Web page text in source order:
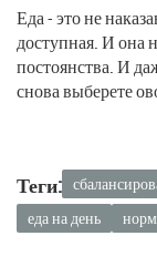
Еда - это не
доступная. И она
постоянства. И
снова выберете
Теги:
еда на день